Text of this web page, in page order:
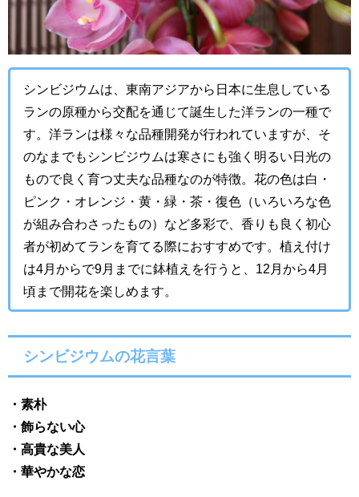
シンビジウムは、東南アジアから日本に生息している
ランの原種から交配を通じて誕生した洋ランの一種で
す。洋ランは様々な品種開発が行われていますが、そ
のなまでもシンビジウムは寒さにも強く明るい日光の
もので良く育つ丈夫な品種なのが特徴。花の色は白・
ピンク・オレンジ・黄・緑・茶・復色（いろいろな色
が組み合わさったもの）など多彩で、香りも良く初心
者が初めてランを育てる際におすすめです。植え付け
は4月からで9月までに鉢植えを行うと、12月から4月
頃まで開花を楽しめます。
シンビジウムの花言葉
・素朴
・飾らない心
・高貴な美人
・華やかな恋